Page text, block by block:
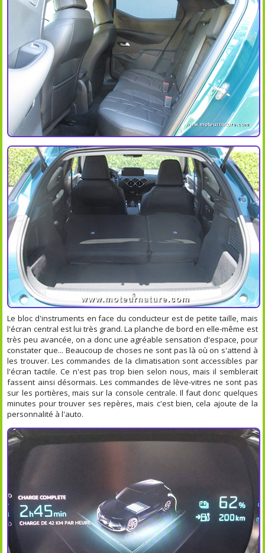
Le bloc d'instruments en face du conducteur est de petite taille, mais
l'écran central est lui très grand. La planche de bord en elle-même est
très peu avancée, on a donc une agréable sensation d'espace, pour
constater que... Beaucoup de choses ne sont pas là où on s'attend à
les trouver. Les commandes de la climatisation sont accessibles par
l'écran tactile. Ce n'est pas trop bien selon nous, mais il semblerait
fassent ainsi désormais. Les commandes de lève-vitres ne sont pas
sur les portières, mais sur la console centrale. Il faut donc quelques
minutes pour trouver ses repères, mais c'est bien, cela ajoute de la
personnalité à l'auto.